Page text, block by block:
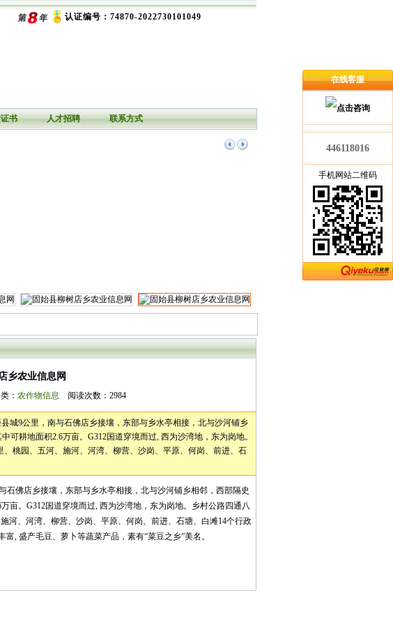
认证编号：74870-2022730101049
书 人才招聘 联系方式
乡农业信息网
： 农作物信息 阅读次数：2984
城9公里，南与石佛店乡接壤，东部与乡水亭相接，北与沙河铺乡
耕地面积2.6万亩。G312国道穿境而过, 西为沙湾地，东为岗地。
桃园、五河、施河、河湾、柳营、沙岗、平原、何岗、前进、石
佛店乡接壤，东部与乡水亭相接，北与沙河铺乡相邻，西部隔史
亩。G312国道穿境而过, 西为沙湾地，东为岗地。乡村公路四通八
河、河湾、柳营、沙岗、平原、何岗、前进、石塘、白滩14个行政
, 盛产毛豆、萝卜等蔬菜产品，素有“菜豆之乡”美名。
在线客服
446118016
手机网站二维码